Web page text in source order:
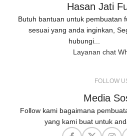
Hasan Jati
Butuh bantuan untuk pembuatan
sesuai yang anda inginkan,
hubungi...
Layanan chat
FOLLOW
Media
Follow kami bagaimana
yang kami buat untuk